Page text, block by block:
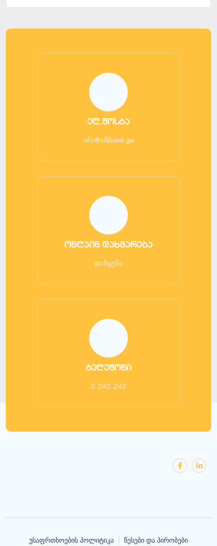
ელ.ფოსტა
info@silkbank.ge
ონლაინ დახმარება
დაწყება
ტელეფონი
2 242 242
უსაფრთხოების პოლიტიკა წესები და პირობები